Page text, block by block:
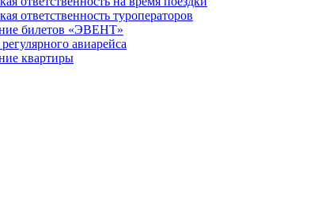
ответственность туроператоров
билетов «ЭВЕНТ»
авиарейса
квартиры